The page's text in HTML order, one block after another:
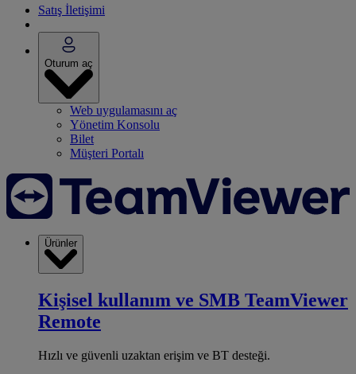
Satış İletişimi
Oturum aç
Web uygulamasını aç
Yönetim Konsolu
Bilet
Müşteri Portalı
Ürünler
Kişisel kullanım ve SMB TeamViewer
Remote
Hızlı ve güvenli uzaktan erişim ve BT desteği.